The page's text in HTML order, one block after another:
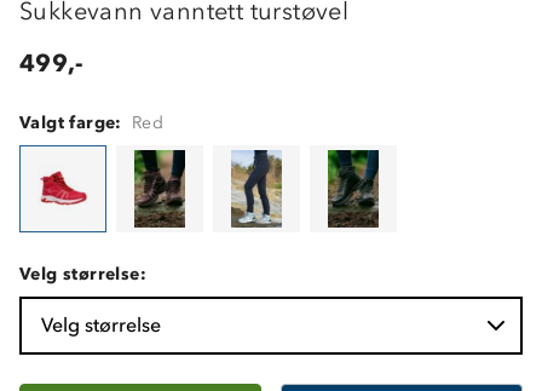
Sukkevann vanntett turstøvel
499,-
Valgt farge: Red
Velg størrelse:
Velg størrelse